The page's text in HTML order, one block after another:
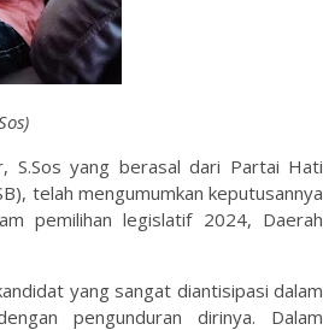
S.Sos yang berasal dari Partai Hati
telah mengumumkan keputusannya
pemilihan legislatif 2024, Daerah
yang sangat diantisipasi dalam
pengunduran dirinya. Dalam